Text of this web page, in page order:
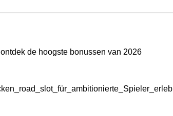
de hoogste bonussen van 2026